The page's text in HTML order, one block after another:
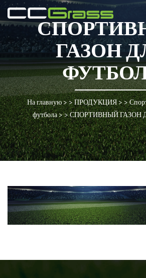
ГАЗОН
На главную> >ПРОДУКЦИЯ> >
футбола> >СПОРТИВНЫЙ ГАЗОН